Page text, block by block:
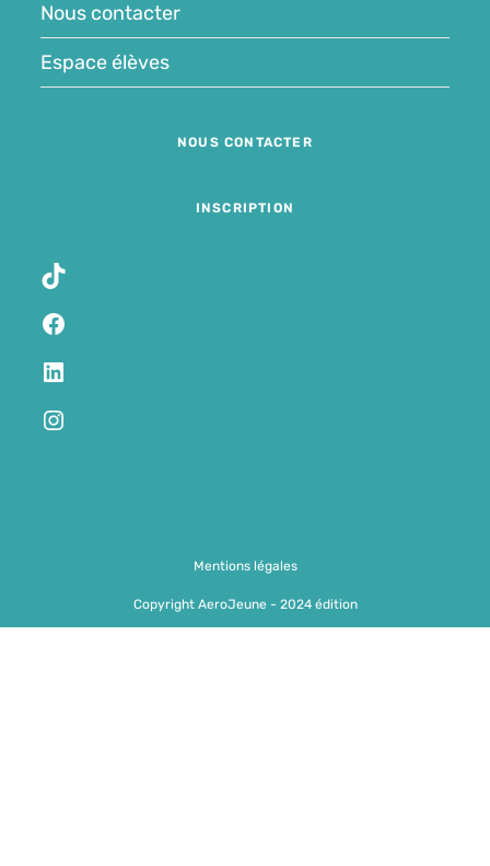
Nous contacter
Espace élèves
NOUS CONTACTER
INSCRIPTION
Mentions légales
Copyright AeroJeune - 2024 édition